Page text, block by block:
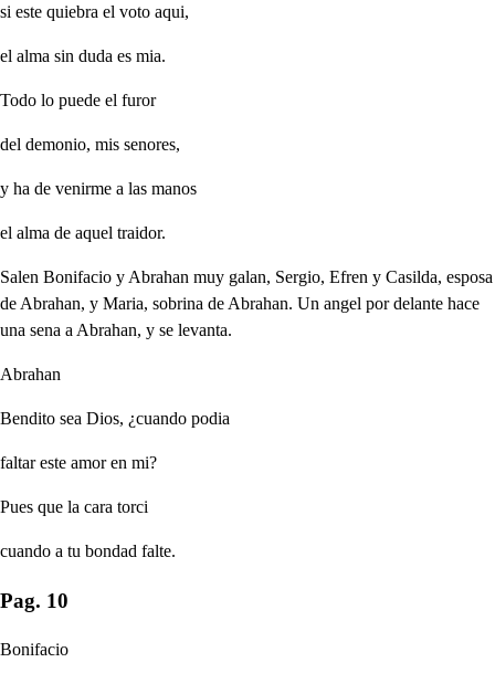
si este quiebra el voto aqui,
el alma sin duda es mia.
Todo lo puede el furor
del demonio, mis senores,
y ha de venirme a las manos
el alma de aquel traidor.
Salen Bonifacio y Abrahan muy galan, Sergio, Efren y Casilda, esposa
de Abrahan, y Maria, sobrina de Abrahan. Un angel por delante hace
una sena a Abrahan, y se levanta.
Abrahan
Bendito sea Dios, ¿cuando podia
faltar este amor en mi?
Pues que la cara torci
cuando a tu bondad falte.
Pag. 10
Bonifacio